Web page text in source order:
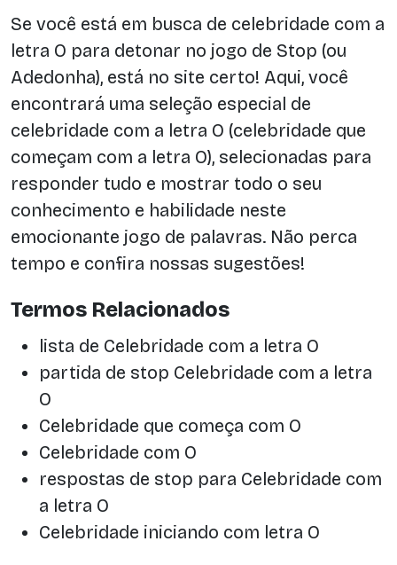
Se você está em busca de celebridade com a
letra O para detonar no jogo de Stop (ou
Adedonha), está no site certo! Aqui, você
encontrará uma seleção especial de
celebridade com a letra O (celebridade que
começam com a letra O), selecionadas para
responder tudo e mostrar todo o seu
conhecimento e habilidade neste
emocionante jogo de palavras. Não perca
tempo e confira nossas sugestões!
Termos Relacionados
lista de Celebridade com a letra O
partida de stop Celebridade com a letra
O
Celebridade que começa com O
Celebridade com O
respostas de stop para Celebridade com
a letra O
Celebridade iniciando com letra O